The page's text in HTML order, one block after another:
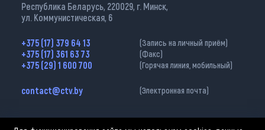
Республика Беларусь, 220029, г. Минск,
ул. Коммунистическая, 6
+375 (17) 379 64 13 (Запись на личный приём)
+375 (17) 361 63 73 (Факс)
+375 (29) 1 600 700 (Горячая линия, мобильный)
contact@ctv.by (Электронная почта)